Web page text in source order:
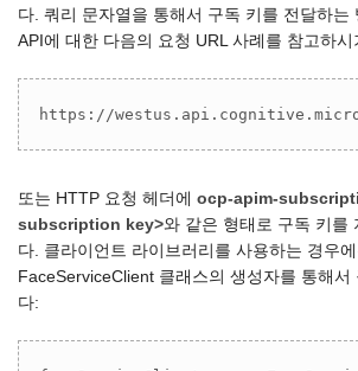
다. 쿼리 문자열을 통해서 구독 키를 전달하는
API에 대한 다음의 요청 URL 사례를 참고하시
https://
또는 HTTP 요청 헤더에 ocp-apim-
subscription key>와 같은 형태로 구독 키를
다. 클라이언트 라이브러리를 사용하는 경우에
FaceServiceClient 클래스의 생성자를 통해서
다: